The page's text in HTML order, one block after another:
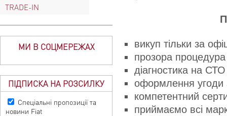
TRADE-IN
МИ В СОЦМЕРЕЖАХ
ПІДПИСКА НА РОЗСИЛКУ
Спеціальні пропозиції та
новини Fiat
викуп тільки за
прозора процедура
діагностика на
оформлення угоди
компетентний
приймаємо всі